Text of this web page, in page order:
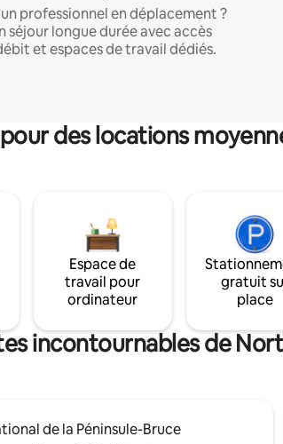
professionnel en déplacement ?
séjour longue durée avec accès
et espaces de travail dédiés.
des locations
Espace de
travail pour
ordinateur
gratuit
place
incontournables de
de la Péninsule-Bruce